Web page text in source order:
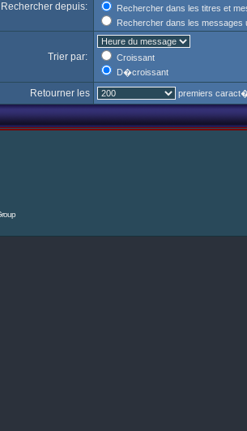
Rechercher depuis:
Rechercher dans les titres et
Rechercher dans les messages
Trier par:
Croissant
D�croissant
Retourner les premiers